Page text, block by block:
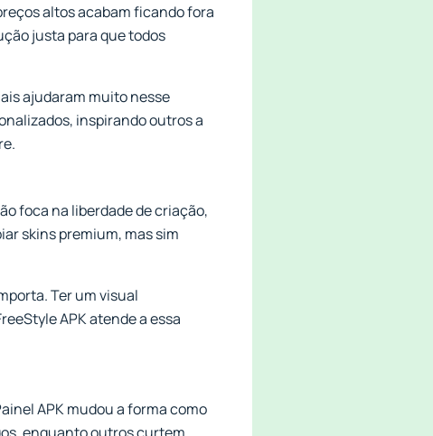
altos acabam ficando fora
justa para que todos
ajudaram muito nesse
inspirando outros a
foca na liberdade de criação,
skins premium, mas sim
Ter um visual
APK atende a essa
APK mudou a forma como